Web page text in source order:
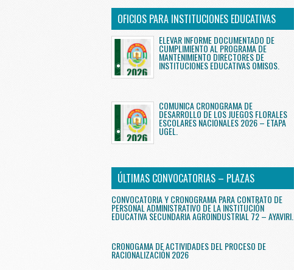
OFICIOS PARA INSTITUCIONES EDUCATIVAS
ELEVAR INFORME DOCUMENTADO DE
CUMPLIMIENTO AL PROGRAMA DE
MANTENIMIENTO DIRECTORES DE
INSTITUCIONES EDUCATIVAS OMISOS.
COMUNICA CRONOGRAMA DE
DESARROLLO DE LOS JUEGOS FLORALES
ESCOLARES NACIONALES 2026 – ETAPA
UGEL.
ÚLTIMAS CONVOCATORIAS – PLAZAS
CONVOCATORIA Y CRONOGRAMA PARA CONTRATO DE
PERSONAL ADMINISTRATIVO DE LA INSTITUCIÓN
EDUCATIVA SECUNDARIA AGROINDUSTRIAL 72 – AYAVIRI.
CRONOGAMA DE ACTIVIDADES DEL PROCESO DE
RACIONALIZACIÓN 2026